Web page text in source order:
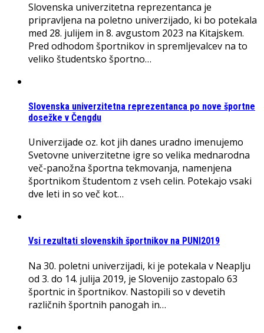
Slovenska univerzitetna reprezentanca je
pripravljena na poletno univerzijado, ki bo potekala
med 28. julijem in 8. avgustom 2023 na Kitajskem.
Pred odhodom športnikov in spremljevalcev na to
veliko študentsko športno…
Slovenska univerzitetna reprezentanca po nove športne
dosežke v Čengdu
Univerzijade oz. kot jih danes uradno imenujemo
Svetovne univerzitetne igre so velika mednarodna
več-panožna športna tekmovanja, namenjena
športnikom študentom z vseh celin. Potekajo vsaki
dve leti in so več kot…
Vsi rezultati slovenskih športnikov na PUNI2019
Na 30. poletni univerzijadi, ki je potekala v Neaplju
od 3. do 14. julija 2019, je Slovenijo zastopalo 63
športnic in športnikov. Nastopili so v devetih
različnih športnih panogah in…